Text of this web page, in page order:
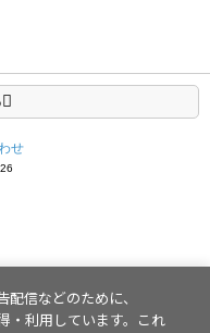
せ
信などのために、
・利用しています。これ